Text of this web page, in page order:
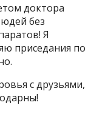
доктора
без
Я
приседания по
с друзьями,